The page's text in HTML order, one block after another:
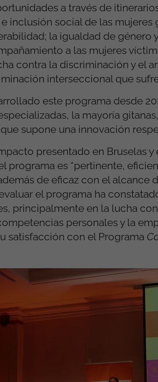
a través de
inclusión social de las
la igualdad de
a las mujeres
contra la discriminación y el
interseccional que
este programa desde
la mayoría
supone una innovación
presentado en Bruselas
programa es “pertinente,
de eficaz con el alcance
el programa ha
principalmente en la lucha
personales y la
satisfacción con el Programa